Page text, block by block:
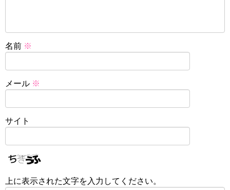
名前 ※
メール ※
サイト
上に表示された文字を入力してください。